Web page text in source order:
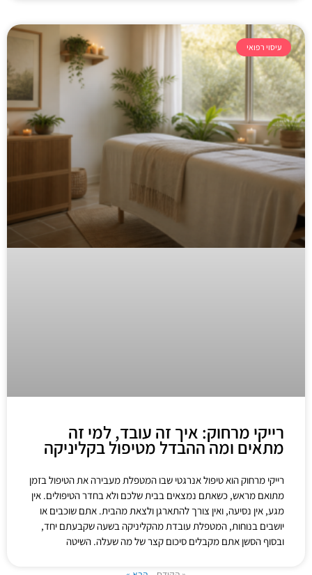
עיסוי רפואי
רייקי מרחוק: איך זה עובד, למי זה
מתאים ומה ההבדל מטיפול בקליניקה
רייקי מרחוק הוא טיפול אנרגטי שבו המטפלת מעבירה את הטיפול בזמן
מתואם מראש, כשאתם נמצאים בבית שלכם ולא בחדר הטיפולים. אין
מגע, אין נסיעה, ואין צורך להתארגן ולצאת מהבית. אתם שוכבים או
יושבים בנוחות, המטפלת עובדת מהקליניקה בשעה שקבעתם יחד,
ובסוף הסשן אתם מקבלים סיכום קצר של מה שעלה. השיטה